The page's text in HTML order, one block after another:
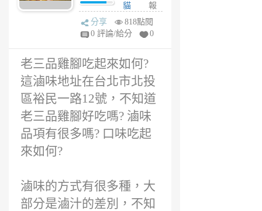
貓
6
年
報
分享
818點閱
0 評論/給分
0
老三品雞腳吃起來如何?
這滷味地址在台北市北投
區裕民一路12號，不知道
老三品雞腳好吃嗎? 滷味
品項有很多嗎? 口味吃起
來如何?
滷味的方式有很多種，大
部分是滷汁的差別，不知